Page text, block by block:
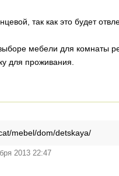
так как это будет
мебели для комнаты
для проживания.
mebel/dom/detskaya/
2013 22:47